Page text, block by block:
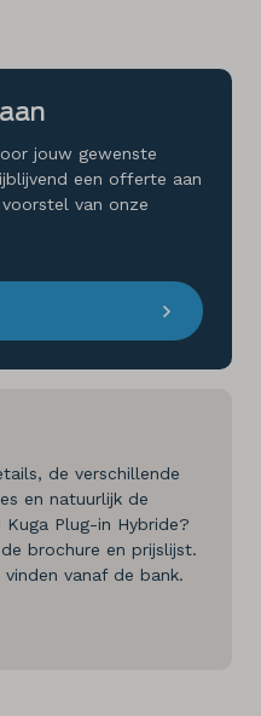
jouw gewenste
een offerte aan
van onze
de verschillende
en natuurlijk de
Plug-in Hybride?
brochure en prijslijst.
vanaf de bank.